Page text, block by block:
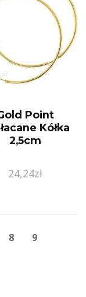
Point
Kółka
2,5cm
24,24zł
8
9